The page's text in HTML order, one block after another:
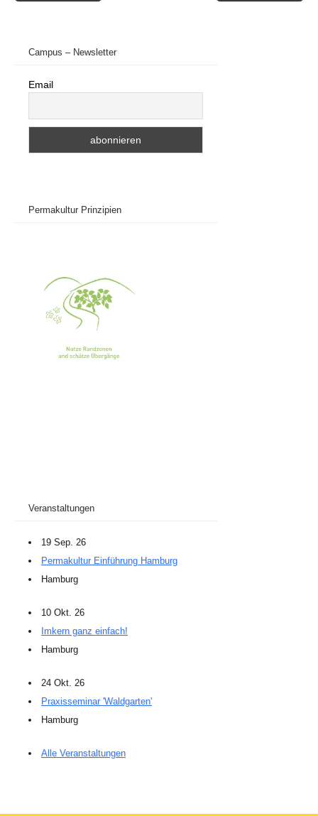
Campus – Newsletter
Email
Permakultur Prinzipien
Veranstaltungen
19 Sep. 26
Permakultur Einführung Hamburg
Hamburg
10 Okt. 26
Imkern ganz einfach!
Hamburg
24 Okt. 26
Praxisseminar 'Waldgarten'
Hamburg
Alle Veranstaltungen